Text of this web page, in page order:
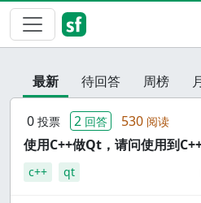
最新 待回答 周榜
0 投票 2 回答 530 阅读
使用C++做Qt，请问使用到
c++ qt